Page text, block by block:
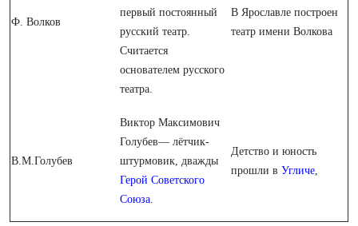
Ф. Волков
первый постоянный
русский театр.
Считается
основателем русского
театра.
В Ярославле построен
театр имени Волкова
В.М.Голубев
Виктор Максимович
Голубев— лётчик-
штурмовик, дважды
Герой Советского
Союза.
Детство и юность
прошли в Угличе,